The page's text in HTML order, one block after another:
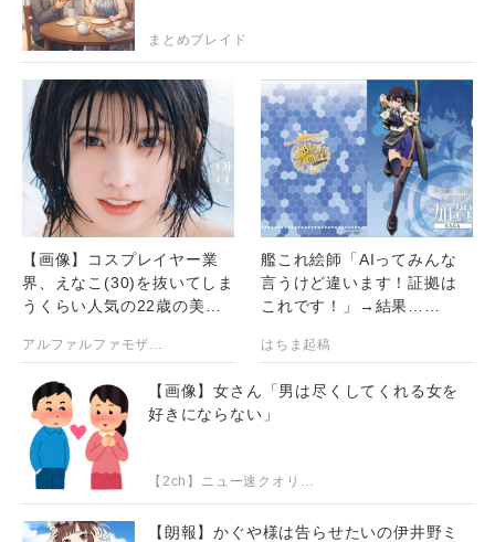
まとめブレイド
【画像】コスプレイヤー業
界、えなこ(30)を抜いてしま
うくらい人気の22歳の美少
アルファルファモザイク＠ネットニュースのまとめ
艦これ絵師「AIってみんな
言うけど違います！証拠は
これです！」→結果……
はちま起稿
【画像】女さん「男は尽くしてくれる女を
好きにならない」
【朗報】かぐや様は告らせたいの伊井野ミ